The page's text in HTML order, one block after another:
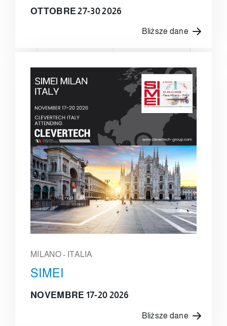
OTTOBRE 27-30 2026
Bliższe dane
MILANO - ITALIA
SIMEI
NOVEMBRE 17-20 2026
Bliższe dane